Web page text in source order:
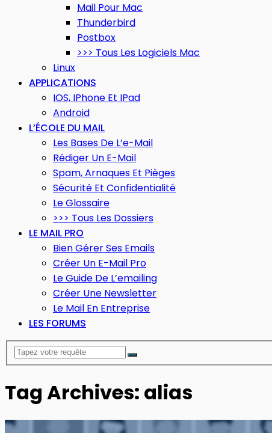
Mail Pour Mac
Thunderbird
Postbox
>>> Tous Les Logiciels Mac
Linux
APPLICATIONS
IOS, IPhone Et IPad
Android
L’ÉCOLE DU MAIL
Les Bases De L’e-Mail
Rédiger Un E-Mail
Spam, Arnaques Et Pièges
Sécurité Et Confidentialité
Le Glossaire
>>> Tous Les Dossiers
LE MAIL PRO
Bien Gérer Ses Emails
Créer Un E-Mail Pro
Le Guide De L’emailing
Créer Une Newsletter
Le Mail En Entreprise
LES FORUMS
Tag Archives: alias